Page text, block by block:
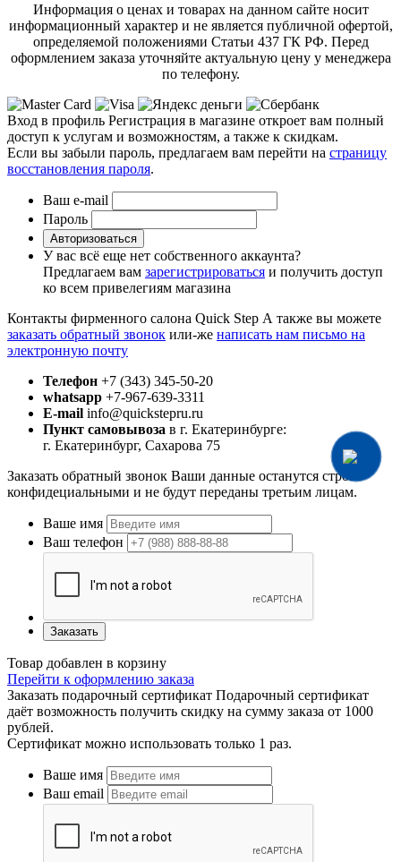
Информация о ценах и товарах на данном сайте носит
информационный характер и не является публичной офертой,
определяемой положениями Статьи 437 ГК РФ. Перед
оформлением заказа уточняйте актуальную цену у менеджера
по телефону.
Вход в профиль Регистрация в магазине откроет вам полный
доступ к услугам и возможностям, а также к скидкам.
Если вы забыли пароль, предлагаем вам перейти на страницу
восстановления пароля.
Ваш e-mail
Пароль
Авторизоваться
У вас всё еще нет собственного аккаунта?
Предлагаем вам зарегистрироваться и получить доступ
ко всем привелегиям магазина
Контакты фирменного салона Quick Step А также вы можете
заказать обратный звонок или-же написать нам письмо на
электронную почту
Телефон +7 (343) 345-50-20
whatsapp +7-967-639-3311
E-mail info@quickstepru.ru
Пункт самовывоза в г. Екатеринбурге:
г. Екатеринбург, Сахарова 75
Заказать обратный звонок Ваши данные останутся строго
конфидециальными и не будут переданы третьим лицам.
Ваше имя
Ваш телефон
Заказать
Товар добавлен в корзину
Перейти к оформлению заказа
Заказать подарочный сертификат Подарочный сертификат
даёт возможность получить скидку на сумму заказа от 1000
рублей.
Сертификат можно использовать только 1 раз.
Ваше имя
Ваш email